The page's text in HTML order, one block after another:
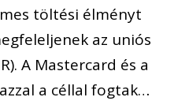
töltési élményt
az uniós
A Mastercard és a
a céllal fogtak…